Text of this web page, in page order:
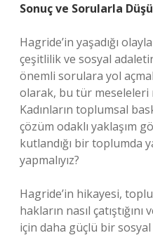
Sonuç ve Sorularla
Hagride’in yaşadığı
çeşitlilik ve sosyal
önemli sorulara yol
olarak, bu tür meseleleri
Kadınların toplumsal
çözüm odaklı yaklaşım
kutlandığı bir toplumda
yapmalıyız?
Hagride’in hikayesi,
hakların nasıl
için daha güçlü bir